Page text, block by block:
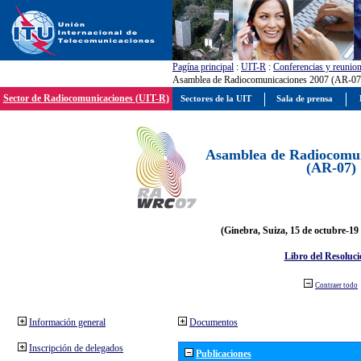
Pagína principal : UIT-R : Conferencias y
Asamblea de Radiocomunicaciones 2007 (AR-
Sector de Radiocomunicaciones (UIT-R)
Asamblea de
(AR-07)
(Ginebra, Suiza, 15 de octubre-19
Libro del
Contraer todo
Información general
Inscripción de delegados
Documentos
Publicaciones
Sectores de la UIT Sala de prensa